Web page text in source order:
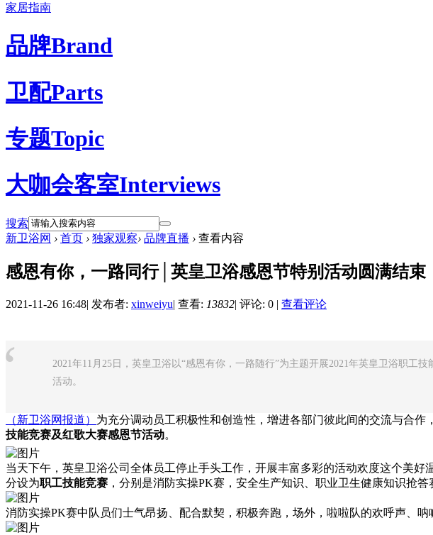
家居指南
品牌Brand
卫配Parts
专题Topic
大咖会客室Interviews
搜索
新卫浴网 › 首页 › 独家观察› 品牌直播 › 查看内容
感恩有你，一路同行│英皇卫浴感恩节特别活动圆满结束
2021-11-26 16:48| 发布者: xinweiyu| 查看: 13832| 评论: 0 | 查看评论
2021年11月25日，英皇卫浴以“感恩有你，一路随行”为主题开展2021年英皇卫浴职工
活动。
（新卫浴网报道） 为充分调动员工积极性和创造性，增进各部门彼此间的交流与合作
技能竞赛及红歌大赛感恩节活动。
当天下午，英皇卫浴公司全体员工停止手头工作，开展丰富多彩的活动欢度这个美
分设为职工技能竞赛 ，分别是消防实操PK赛，安全生产知识、职业卫生健康知识抢答
消防实操PK赛中队员们士气昂扬、配合默契，积极奔跑，场外，啦啦队的欢呼声、呐